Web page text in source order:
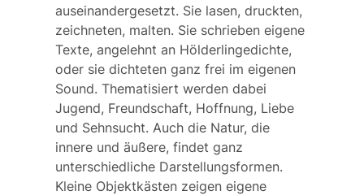
auseinandergesetzt. Sie lasen, druckten,
zeichneten, malten. Sie schrieben eigene
Texte, angelehnt an Hölderlingedichte,
oder sie dichteten ganz frei im eigenen
Sound. Thematisiert werden dabei
Jugend, Freundschaft, Hoffnung, Liebe
und Sehnsucht. Auch die Natur, die
innere und äußere, findet ganz
unterschiedliche Darstellungsformen.
Kleine Objektkästen zeigen eigene